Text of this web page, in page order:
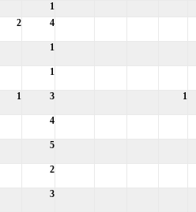
1
2 4
1
1
1 3 1
4
5
2
3